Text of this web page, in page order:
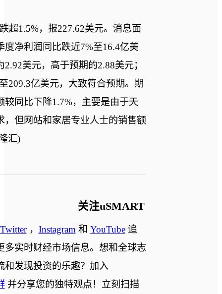
超1.5%，报227.62美元。消息面
度净利润同比跌近7%至16.4亿美
美元，高于预期的2.88美元；
209.3亿美元，大致符合预期。期
较同比下降1.7%，主要是由于天
，但网站和家居专业人士的销售额
汇)
关注uSMART
Twitter， Instagram 和 YouTube追
多实时财经市场信息。想和全球志
和发现投资的乐趣？加入
并分享您的独特观点！立刻扫描